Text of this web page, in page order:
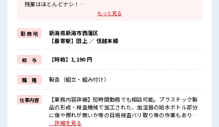
残業はほとんどナシ！
場合によってはお願いすることもあります♪
週末は家族や友人と一緒にプライベート満喫！
≪髪色自由で自分らしく働く≫
明るすぎたり奇抜でなければ基本的に自由！
(規定有)≪動きやすい制服アリ≫
制服があるので、
毎日の服装の悩み解消♪
≪未経験の方も大カンゲイ≫
新しいことにチャレンジするのは不安だけど、
しっかり働く環境が整っています！
イチからスキルUP・ステップUP目指していきましょう！
■職場の雰囲気
派手すぎなければ多少のヘアカラーもOKなのはウレシイPoint☆
もっと見る
勤 務 地
新潟県新潟市西蒲区
【最寄駅】田上 ／ 信越本線
給 与 【時給】1,190 円
職 種 製造（組立・組み付け）
仕事内容
【業務内容詳細】短時間勤務でも相談可能。プラスチック製
品の形成・検査機械で加工された、加湿器の給水ボトル部分
に傷や擦れが無いか等の目視検査バリ取り等の作業もあり
【取扱製品情報】業務用加湿器の製造 ■お仕事PR ≪時間にメ
…詳細を見る